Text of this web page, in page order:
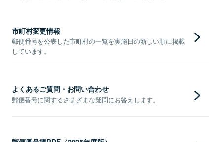
市町村変更情報
郵便番号を公表した市町村の一覧を実施日の新しい順に掲載
しています。
よくあるご質問・お問い合わせ
郵便番号に関するさまざまな疑問にお答えします。